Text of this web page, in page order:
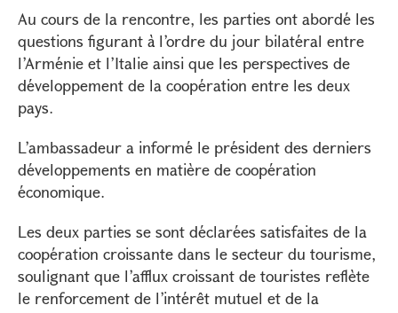
Au cours de la rencontre, les parties ont abordé les
questions figurant à l’ordre du jour bilatéral entre
l’Arménie et l’Italie ainsi que les perspectives de
développement de la coopération entre les deux
pays.
L’ambassadeur a informé le président des derniers
développements en matière de coopération
économique.
Les deux parties se sont déclarées satisfaites de la
coopération croissante dans le secteur du tourisme,
soulignant que l’afflux croissant de touristes reflète
le renforcement de l’intérêt mutuel et de la